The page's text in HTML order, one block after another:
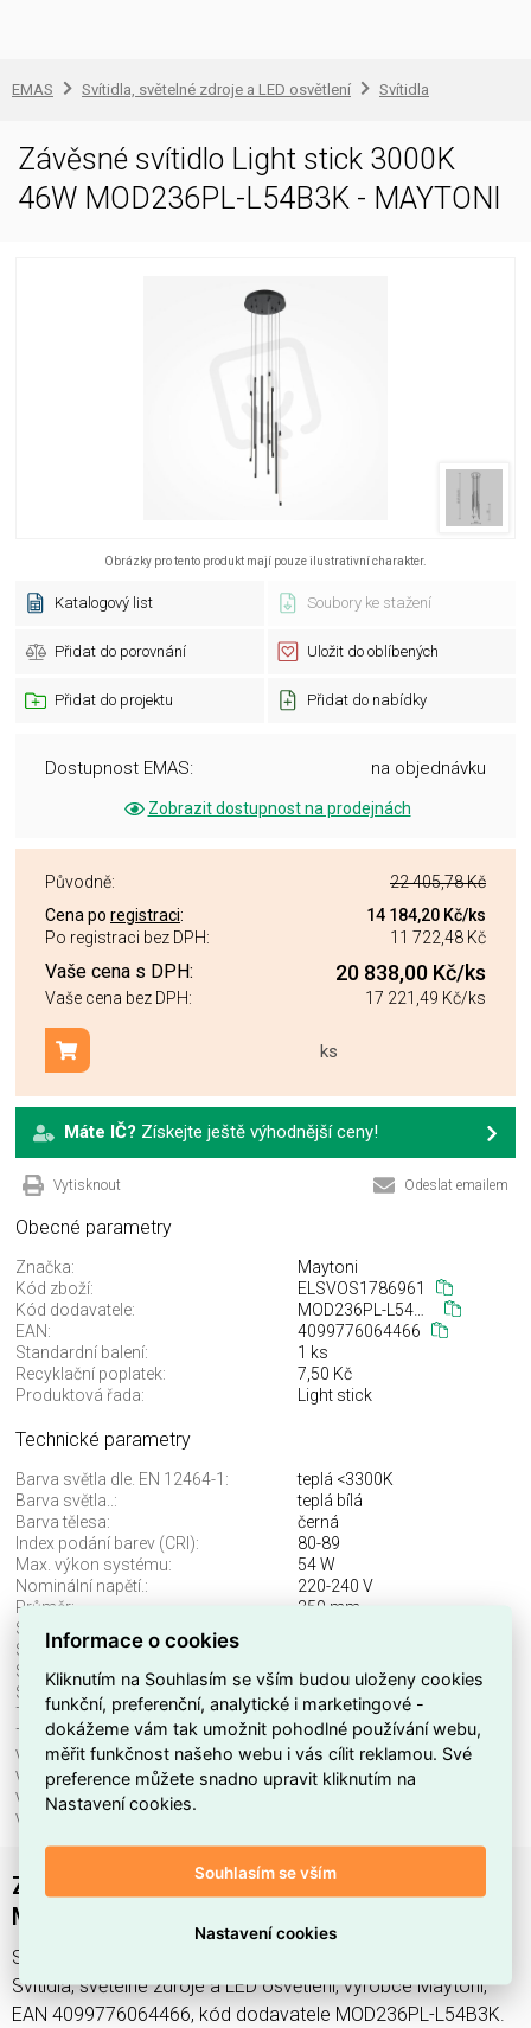
EMAS Svítidla, světelné zdroje a LED osvětlení Svítidla
Závěsné svítidlo Light stick 3000K
46W MOD236PL-L54B3K - MAYTONI
Obrázky pro tento produkt mají pouze ilustrativní charakter.
Katalogový list Soubory ke stažení
Přidat do porovnání Uložit do oblíbených
Přidat do projektu Přidat do nabídky
Dostupnost EMAS: na objednávku
Zobrazit dostupnost na prodejnách
Původně:
22 405,78 Kč
Cena po registraci: 14 184,20 Kč/ks
Po registraci bez DPH:
11 722,48 Kč
Vaše cena s DPH: 20 838,00 Kč/ks
Vaše cena bez DPH: 17 221,49 Kč/ks
ks
Přidat do košíku
Máte IČ? Získejte ještě výhodnější ceny!
Vytisknout Odeslat emailem
Obecné parametry
Značka:
Maytoni
Kód zboží:
ELSVOS1786961
Kód dodavatele:
MOD236PL-L54B3K
EAN:
4099776064466
Standardní balení:
1 ks
Recyklační poplatek:
7,50 Kč
Produktová řada:
Light stick
Technické parametry
Barva světla dle. EN 12464-1:
teplá <3300K
Barva světla..:
teplá bílá
Barva tělesa:
černá
Index podání barev (CRI):
80-89
Max. výkon systému:
54 W
Nominální napětí.:
220-240 V
Průměr:
350 mm
Stmívatelné:
Stupeň krytí (IP):
Světelný tok:
3350 lm
Světelný zdroj:
LED neměnitelný
Teplota barvy.:
3000 K
Třída ochrany:
I
Včetně svět. zdroje:
ano
Vhodné pro počet svět. zdrojů:
1
Vhodné pro výkon světel. zdroje:
Výška/hloubka:
Závěsné svítidlo Light stick 3000K 46W
MOD236PL-L54B3K - MAYTONI
Svítidlo MOD236PL-L54B3K najdete v kategoriích Svítidla,
Svítidla, světelné zdroje a LED osvětlení, výrobce Maytoni,
EAN 4099776064466, kód dodavatele MOD236PL-L54B3K.
Informace o cookies
Kliknutím na Souhlasím se vším budou uloženy cookies
funkční, preferenční, analytické i marketingové -
dokážeme vám tak umožnit pohodlné používání webu,
měřit funkčnost našeho webu i vás cílit reklamou. Své
preference můžete snadno upravit kliknutím na
Nastavení cookies.
Souhlasím se vším
Nastavení cookies